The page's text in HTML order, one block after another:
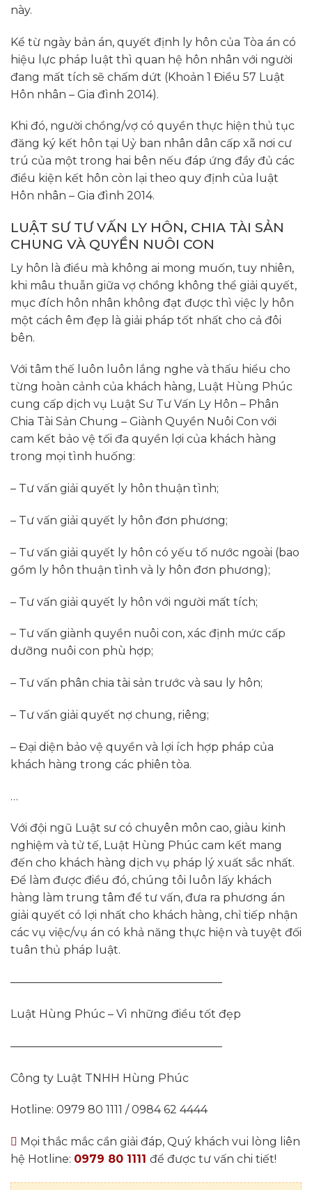
này.
Kể từ ngày bản án, quyết định ly hôn của Tòa án có
hiệu lực pháp luật thì quan hệ hôn nhân với người
đang mất tích sẽ chấm dứt (Khoản 1 Điều 57 Luật
Hôn nhân – Gia đình 2014).
Khi đó, người chồng/vợ có quyền thực hiện thủ tục
đăng ký kết hôn tại Uỷ ban nhân dân cấp xã nơi cư
trú của một trong hai bên nếu đáp ứng đầy đủ các
điều kiện kết hôn còn lại theo quy định của luật
Hôn nhân – Gia đình 2014.
LUẬT SƯ TƯ VẤN LY HÔN, CHIA TÀI SẢN
CHUNG VÀ QUYỀN NUÔI CON
Ly hôn là điều mà không ai mong muốn, tuy nhiên,
khi mâu thuẫn giữa vợ chồng không thể giải quyết,
mục đích hôn nhân không đạt được thì việc ly hôn
một cách êm đẹp là giải pháp tốt nhất cho cả đôi
bên.
Với tâm thế luôn luôn lắng nghe và thấu hiểu cho
từng hoàn cảnh của khách hàng, Luật Hùng Phúc
cung cấp dịch vụ Luật Sư Tư Vấn Ly Hôn – Phân
Chia Tài Sản Chung – Giành Quyền Nuôi Con với
cam kết bảo vệ tối đa quyền lợi của khách hàng
trong mọi tình huống:
– Tư vấn giải quyết ly hôn thuận tình;
– Tư vấn giải quyết ly hôn đơn phương;
– Tư vấn giải quyết ly hôn có yếu tố nước ngoài (bao
gồm ly hôn thuận tình và ly hôn đơn phương);
– Tư vấn giải quyết ly hôn với người mất tích;
– Tư vấn giành quyền nuôi con, xác định mức cấp
dưỡng nuôi con phù hợp;
– Tư vấn phân chia tài sản trước và sau ly hôn;
– Tư vấn giải quyết nợ chung, riêng;
– Đại diện bảo vệ quyền và lợi ích hợp pháp của
khách hàng trong các phiên tòa.
…
Với đội ngũ Luật sư có chuyên môn cao, giàu kinh
nghiệm và tử tế, Luật Hùng Phúc cam kết mang
đến cho khách hàng dịch vụ pháp lý xuất sắc nhất.
Để làm được điều đó, chúng tôi luôn lấy khách
hàng làm trung tâm để tư vấn, đưa ra phương án
giải quyết có lợi nhất cho khách hàng, chỉ tiếp nhận
các vụ việc/vụ án có khả năng thực hiện và tuyệt đối
tuân thủ pháp luật.
———————————————————
Luật Hùng Phúc – Vì những điều tốt đẹp
———————————————————
Công ty Luật TNHH Hùng Phúc
Hotline: 0979 80 1111 / 0984 62 4444
Mọi thắc mắc cần giải đáp, Quý khách vui lòng liên
hệ Hotline: 0979 80 1111 để được tư vấn chi tiết!